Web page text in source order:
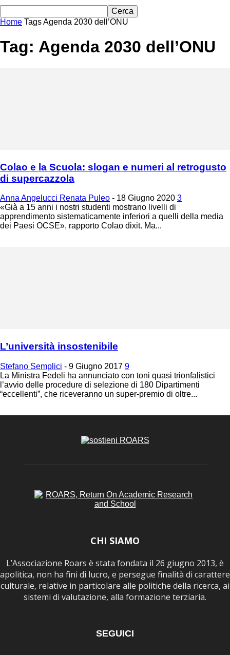
Home TagsAgenda 2030 dell’ONU
Tag: Agenda 2030 dell’ONU
Colao e la Scuola: slogan e numeri al retrogusto
di supercazzola
Anna Angelucci Renata Puleo - 18 Giugno 2020 3
«Già a 15 anni i nostri studenti mostrano livelli di
apprendimento sistematicamente inferiori a quelli della media
dei Paesi OCSE», rapporto Colao dixit. Ma...
L’università insostenibile
Stefano Semplici - 9 Giugno 2017 9
La Ministra Fedeli ha annunciato con toni quasi trionfalistici
l’avvio delle procedure di selezione di 180 Dipartimenti
“eccellenti”, che riceveranno un super-premio di oltre...
CHI SIAMO
L’Associazione Roars è stata fondata il 26 giugno 2013, è
apolitica, non ha fini di lucro, e persegue finalità di carattere
culturale, relative in particolare alle politiche della ricerca, ai
sistemi di valutazione, alla formazione terziaria.
SEGUICI